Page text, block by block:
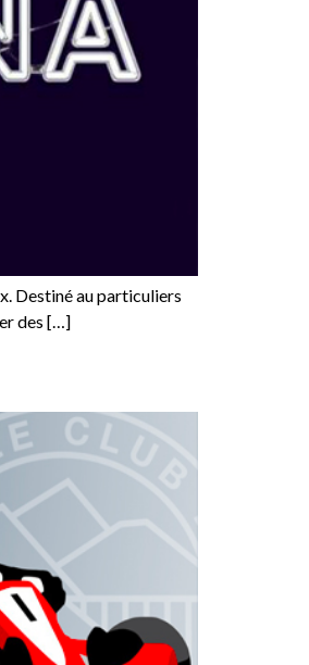
Destiné au particuliers
des […]